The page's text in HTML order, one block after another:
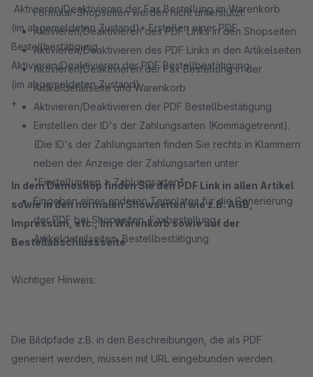
Aktivieren/Deaktivieren der Fax Bestellung im Warenkorb
(im abgemeldeten Zustand)+ Erstellen einer PDF
Bestellbestätigung
Aktivieren/Deaktivieren der PDF Bestellbestätigung
(im abgemeldeten Zustand)
+
Formular-Shopseiten werden nicht unterstützt!
Aktivieren/Deaktivieren des PDF Links in den Shopseiten
Aktivieren/Deaktivieren des PDF Links in den Artikelseiten
Aktivieren/Deaktivieren der Fax Bestellung in der
Artikeldetailseite und Warenkorb
Aktivieren/Deaktivieren der PDF Bestellbestätigung
Einstellen der ID's der Zahlungsarten (Kommagetrennt).
(Die ID's der Zahlungsarten finden Sie rechts in Klammern
neben der Anzeige der Zahlungsarten unter
"Einstellungen > Zahlungsarten"
Eingeben eines anderen Templates für die Generierung
der PDF bei Shopseiten, Faxbestellung,
Artikeldetailseiten, Bestellbestätigung
In dem Demoshop finden Sie den PDF Link in allen Artikel
sowie in den normalen Showseiten wie z.B. AGB,
Impressum, etc., Im Warenkorb sowie auf der
Bestellabschlussseite
Wichtiger Hinweis:
Die Bildpfade z.B. in den Beschreibungen, die als PDF
generiert werden, müssen mit URL eingebunden werden.